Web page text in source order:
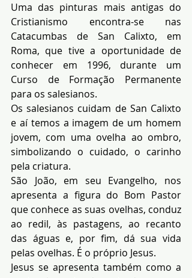
Uma das pinturas mais antigas do
Cristianismo encontra-se nas
Catacumbas de San Calixto, em
Roma, que tive a oportunidade de
conhecer em 1996, durante um
Curso de Formação Permanente
para os salesianos.
Os salesianos cuidam de San Calixto
e aí temos a imagem de um homem
jovem, com uma ovelha ao ombro,
simbolizando o cuidado, o carinho
pela criatura.
São João, em seu Evangelho, nos
apresenta a figura do Bom Pastor
que conhece as suas ovelhas, conduz
ao redil, às pastagens, ao recanto
das águas e, por fim, dá sua vida
pelas ovelhas. É o próprio Jesus.
Jesus se apresenta também como a